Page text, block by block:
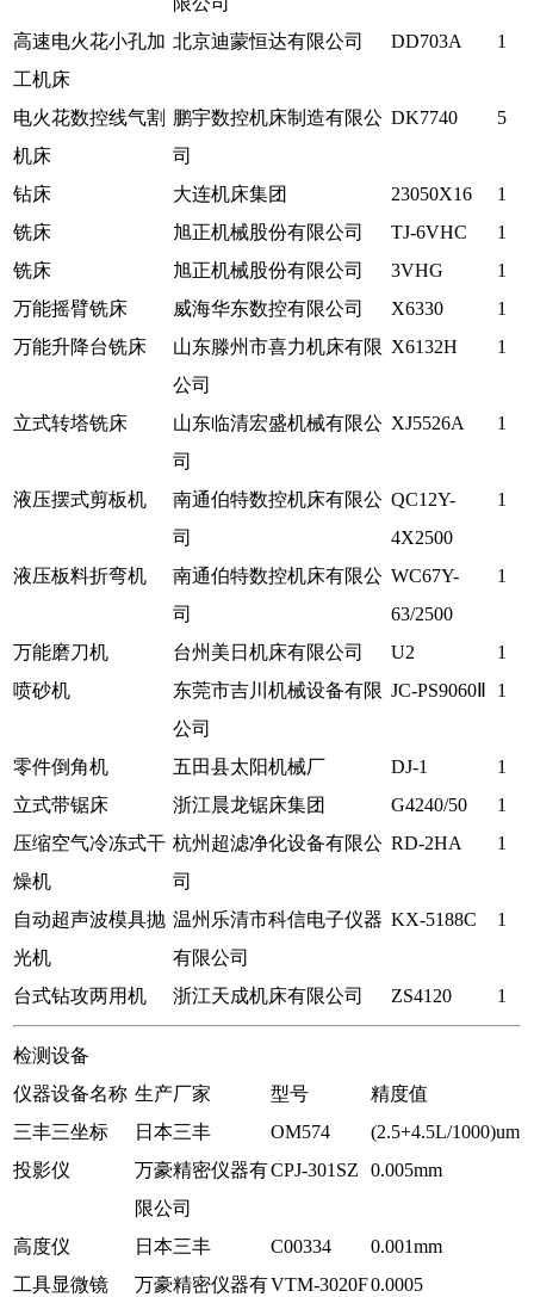
高速电火花小孔加
工机床
北京迪蒙恒达有限公司 DD703A 1
电火花数控线气割
机床
鹏宇数控机床制造有限公
司
DK7740 5
钻床 大连机床集团 23050X16
1
铣床
旭正机械股份有限公司 TJ-6VHC
1
铣床
旭正机械股份有限公司 3VHG
1
万能摇臂铣床
威海华东数控有限公司 X6330
1
万能升降台铣床
山东滕州市喜力机床有限
公司
X6132H 1
立式转塔铣床
山东临清宏盛机械有限公
司
XJ5526A 1
液压摆式剪板机
南通伯特数控机床有限公
司
QC12Y-
4X2500
1
液压板料折弯机
南通伯特数控机床有限公
司
WC67Y-
63/2500
1
万能磨刀机 台州美日机床有限公司 U2
1
喷砂机
东莞市吉川机械设备有限
公司
JC-PS9060Ⅱ 1
零件倒角机 五田县太阳机械厂 DJ-1
1
立式带锯床
浙江晨龙锯床集团 G4240/50
1
压缩空气冷冻式干
燥机
杭州超滤净化设备有限公
司
RD-2HA 1
自动超声波模具抛
光机
温州乐清市科信电子仪器
有限公司
KX-5188C 1
台式钻攻两用机 浙江天成机床有限公司 ZS4120 1
检测设备
仪器设备名称 生产厂家 型号
精度值
三丰三坐标
日本三丰 OM574
(2.5+4.5L/1000)um
投影仪
万豪精密仪器有
限公司
CPJ-301SZ 0.005mm
高度仪 日本三丰 C00334
0.001mm
工具显微镜
万豪精密仪器有VTM-3020F0.0005